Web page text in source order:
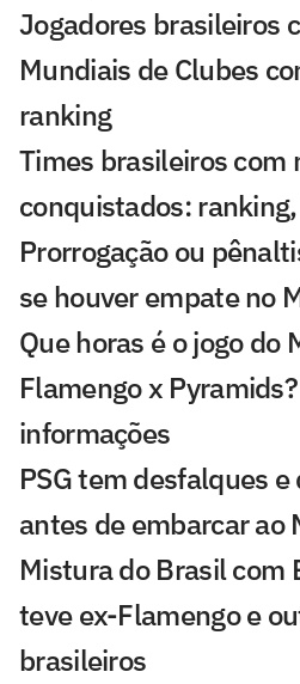
Jogadores brasileiros
Mundiais de Clubes
ranking
Times brasileiros com
conquistados:
Prorrogação ou
se houver empate no
Que horas é o jogo do
Flamengo x
informações
PSG tem desfalques
antes de embarcar ao
Mistura do Brasil com
teve ex-Flamengo e
brasileiros